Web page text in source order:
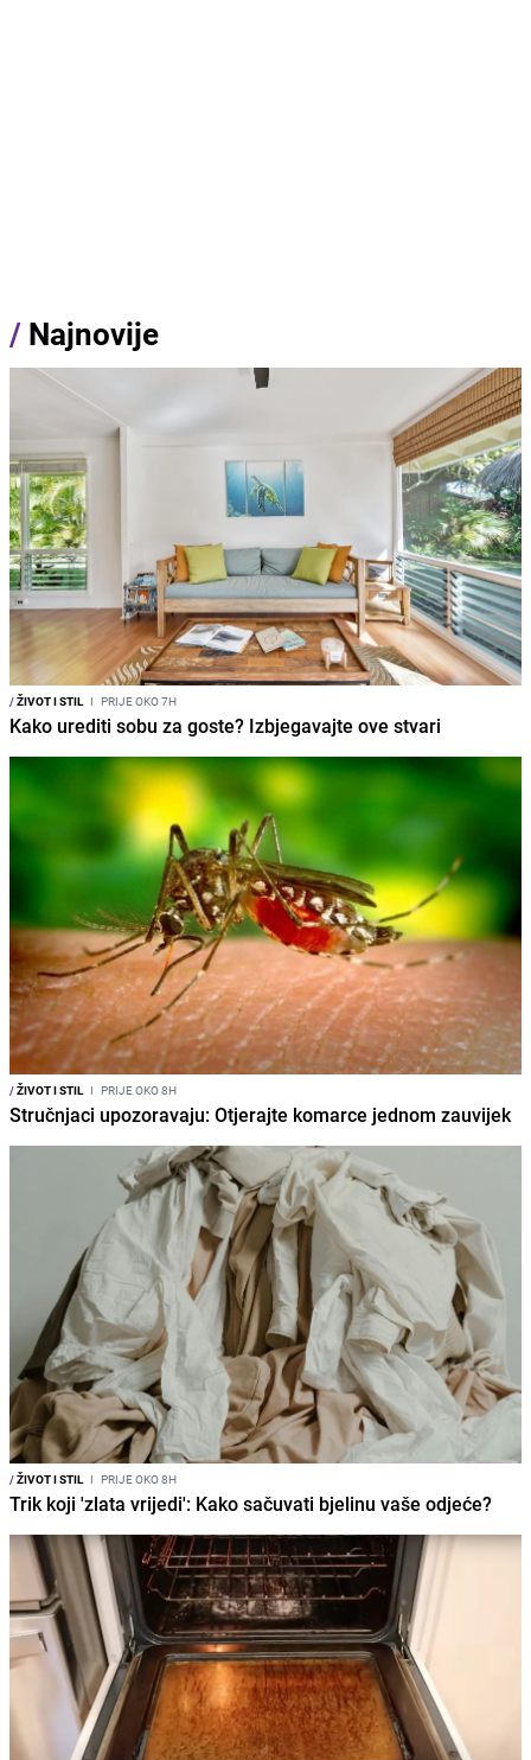
/ Najnovije
/ŽIVOT I STIL I PRIJE OKO 7H
Kako urediti sobu za goste? Izbjegavajte ove stvari
/ŽIVOT I STIL I PRIJE OKO 8H
Stručnjaci upozoravaju: Otjerajte komarce jednom zauvijek
/ŽIVOT I STIL I PRIJE OKO 8H
Trik koji 'zlata vrijedi': Kako sačuvati bjelinu vaše odjeće?